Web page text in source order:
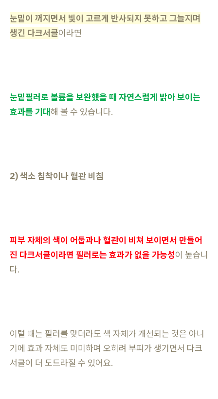
눈밑이 꺼지면서 빛이 고르게 반사되지 못하고 그늘지며
생긴 다크서클이라면
눈밑필러로 볼륨을 보완했을 때 자연스럽게 밝아 보이는
효과를 기대해 볼 수 있습니다.
2) 색소 침착이나 혈관 비침
피부 자체의 색이 어둡과나 혈관이 비쳐 보이면서 만들어
진 다크서클이라면 필러로는 효과가 없을 가능성이 높습니
다.
이럴 때는 필러를 맞더라도 색 자체가 개선되는 것은 아니
기에 효과 자체도 미미하며 오히려 부피가 생기면서 다크
서클이 더 도드라질 수 있어요.